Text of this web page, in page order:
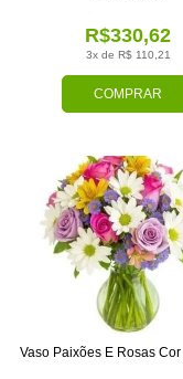
COMPRAR
3x de R$ 110,21
R$330,62
Vaso Paixões E Rosas